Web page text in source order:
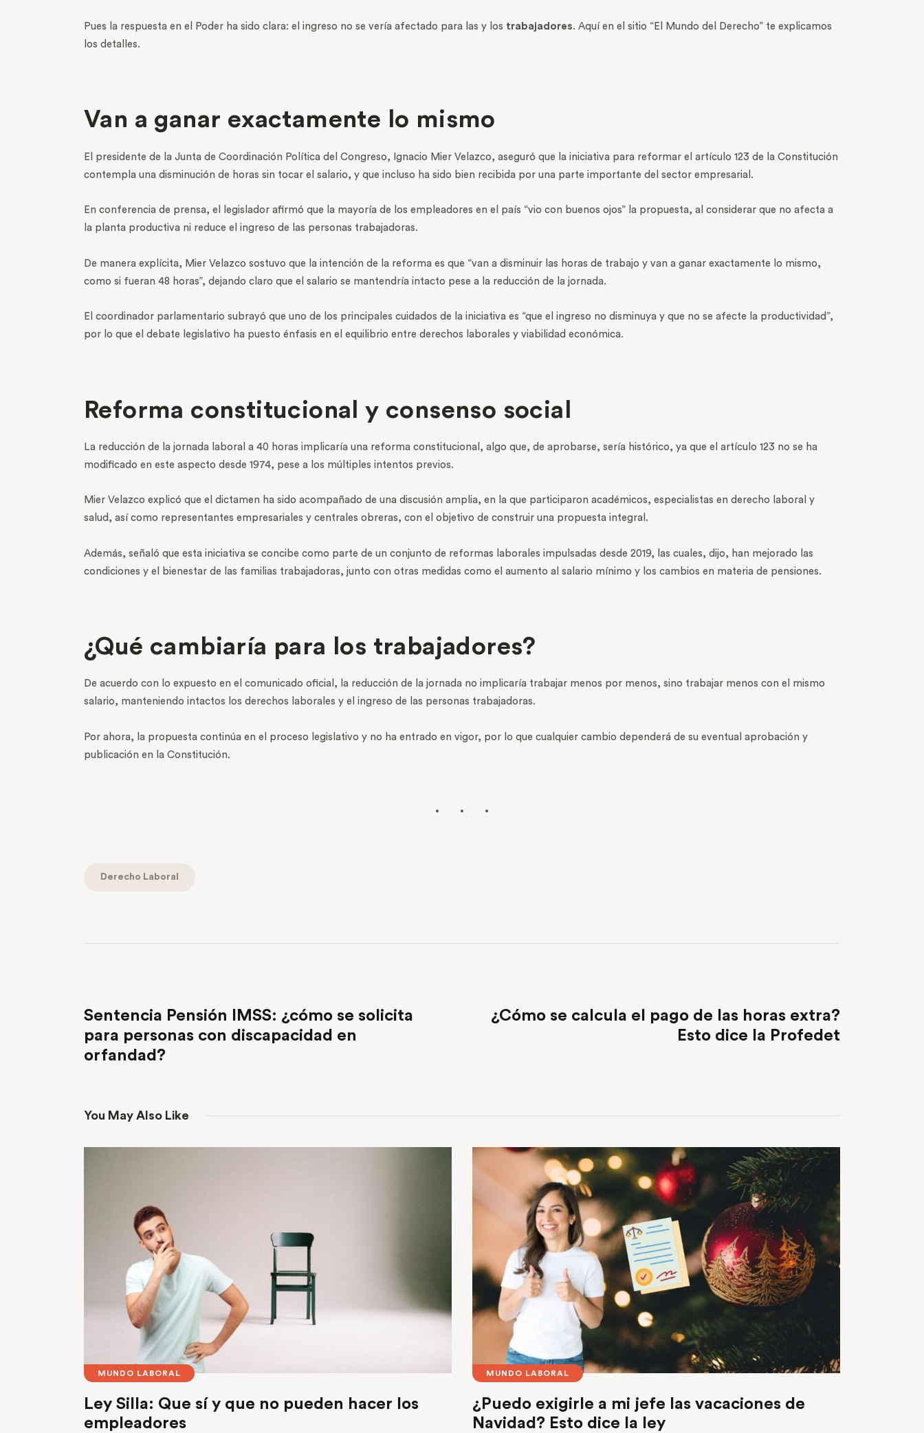
Pues la respuesta en el Poder ha sido clara: el ingreso no se vería afectado para las y los trabajadores. Aquí en el sitio “El Mundo del Derecho” te explicamos
los detalles.
Van a ganar exactamente lo mismo
El presidente de la Junta de Coordinación Política del Congreso, Ignacio Mier Velazco, aseguró que la iniciativa para reformar el artículo 123 de la Constitución
contempla una disminución de horas sin tocar el salario, y que incluso ha sido bien recibida por una parte importante del sector empresarial.
En conferencia de prensa, el legislador afirmó que la mayoría de los empleadores en el país “vio con buenos ojos” la propuesta, al considerar que no afecta a
la planta productiva ni reduce el ingreso de las personas trabajadoras.
De manera explícita, Mier Velazco sostuvo que la intención de la reforma es que “van a disminuir las horas de trabajo y van a ganar exactamente lo mismo,
como si fueran 48 horas”, dejando claro que el salario se mantendría intacto pese a la reducción de la jornada.
El coordinador parlamentario subrayó que uno de los principales cuidados de la iniciativa es “que el ingreso no disminuya y que no se afecte la productividad”,
por lo que el debate legislativo ha puesto énfasis en el equilibrio entre derechos laborales y viabilidad económica.
Reforma constitucional y consenso social
La reducción de la jornada laboral a 40 horas implicaría una reforma constitucional, algo que, de aprobarse, sería histórico, ya que el artículo 123 no se ha
modificado en este aspecto desde 1974, pese a los múltiples intentos previos.
Mier Velazco explicó que el dictamen ha sido acompañado de una discusión amplia, en la que participaron académicos, especialistas en derecho laboral y
salud, así como representantes empresariales y centrales obreras, con el objetivo de construir una propuesta integral.
Además, señaló que esta iniciativa se concibe como parte de un conjunto de reformas laborales impulsadas desde 2019, las cuales, dijo, han mejorado las
condiciones y el bienestar de las familias trabajadoras, junto con otras medidas como el aumento al salario mínimo y los cambios en materia de pensiones.
¿Qué cambiaría para los trabajadores?
De acuerdo con lo expuesto en el comunicado oficial, la reducción de la jornada no implicaría trabajar menos por menos, sino trabajar menos con el mismo
salario, manteniendo intactos los derechos laborales y el ingreso de las personas trabajadoras.
Por ahora, la propuesta continúa en el proceso legislativo y no ha entrado en vigor, por lo que cualquier cambio dependerá de su eventual aprobación y
publicación en la Constitución.
Derecho Laboral
Sentencia Pensión IMSS: ¿cómo se solicita
para personas con discapacidad en
orfandad?
¿Cómo se calcula el pago de las horas extra?
Esto dice la Profedet
You May Also Like
MUNDO LABORAL
Ley Silla: Que sí y que no pueden hacer los
empleadores
MUNDO LABORAL
¿Puedo exigirle a mi jefe las vacaciones de
Navidad? Esto dice la ley